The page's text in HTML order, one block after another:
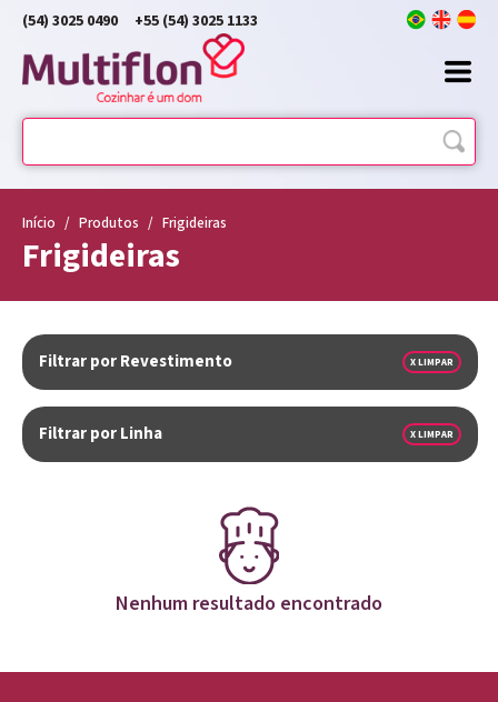
(54) 3025 0490 +55 (54) 3025 1133
Início / Produtos / Frigideiras
Frigideiras
Filtrar por Revestimento X LIMPAR
Filtrar por Linha X LIMPAR
Nenhum resultado encontrado